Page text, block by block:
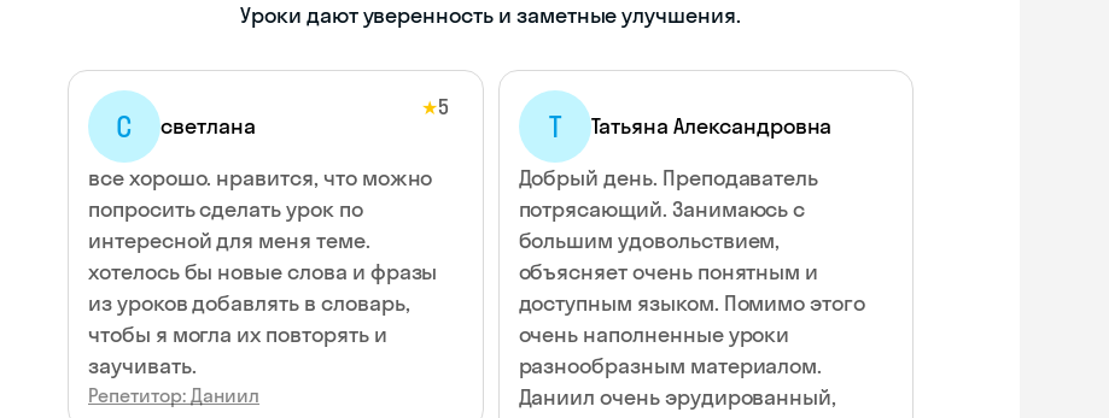
Уроки дают уверенность и заметные улучшения.
С светлана
★5
все хорошо. нравится, что можно
попросить сделать урок по
интересной для меня теме.
хотелось бы новые слова и фразы
из уроков добавлять в словарь,
чтобы я могла их повторять и
заучивать.
Репетитор: Даниил
Т
Татьяна Александровна
Добрый день. Преподаватель
потрясающий. Занимаюсь с
большим удовольствием,
объясняет очень понятным и
доступным языком. Помимо этого
очень наполненные уроки
разнообразным материалом.
Даниил очень эрудированный,